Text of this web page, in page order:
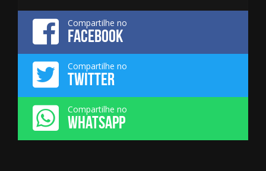
Compartilhe no
FACEBOOK
Compartilhe no
TWITTER
Compartilhe no
WHATSAPP